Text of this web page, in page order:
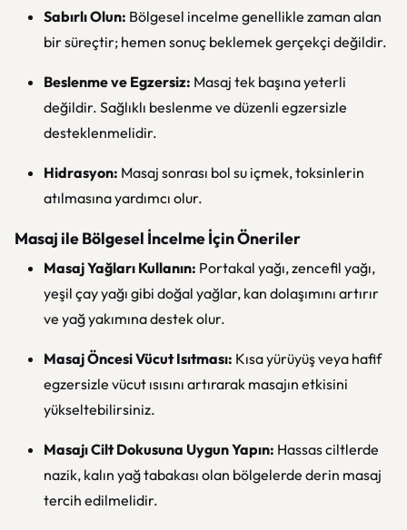
Sabırlı Olun: Bölgesel incelme genellikle zaman alan
bir süreçtir; hemen sonuç beklemek gerçekçi değildir.
Beslenme ve Egzersiz: Masaj tek başına yeterli
değildir. Sağlıklı beslenme ve düzenli egzersizle
desteklenmelidir.
Hidrasyon: Masaj sonrası bol su içmek, toksinlerin
atılmasına yardımcı olur.
Masaj ile Bölgesel İncelme İçin Öneriler
Masaj Yağları Kullanın: Portakal yağı, zencefil yağı,
yeşil çay yağı gibi doğal yağlar, kan dolaşımını artırır
ve yağ yakımına destek olur.
Masaj Öncesi Vücut Isıtması: Kısa yürüyüş veya hafif
egzersizle vücut ısısını artırarak masajın etkisini
yükseltebilirsiniz.
Masajı Cilt Dokusuna Uygun Yapın: Hassas ciltlerde
nazik, kalın yağ tabakası olan bölgelerde derin masaj
tercih edilmelidir.